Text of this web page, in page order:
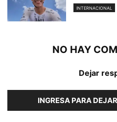
INTERNACIONAL
NO HAY
Dejar
INGRESA PARA